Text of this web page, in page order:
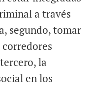
a través
segundo, tomar
la
en los